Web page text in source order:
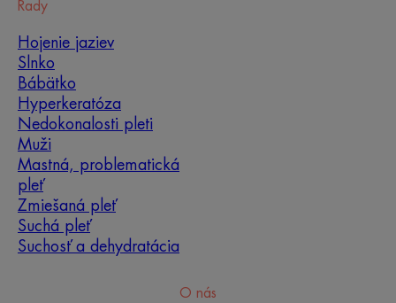
Rady
Hojenie jaziev
Slnko
Bábätko
Hyperkeratóza
Nedokonalosti pleti
Muži
Mastná, problematická
pleť
Zmiešaná pleť
Suchá pleť
Suchosť a dehydratácia
O nás